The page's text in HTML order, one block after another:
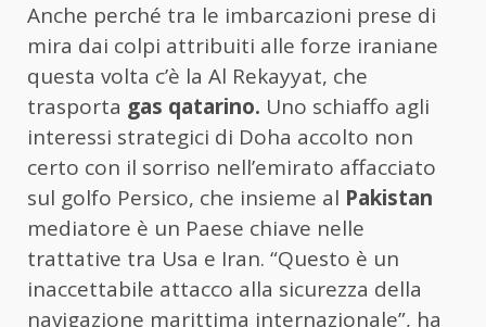
Anche perché tra le imbarcazioni prese di
mira dai colpi attribuiti alle forze iraniane
questa volta c’è la Al Rekayyat, che
trasporta gas qatarino. Uno schiaffo agli
interessi strategici di Doha accolto non
certo con il sorriso nell’emirato affacciato
sul golfo Persico, che insieme al Pakistan
mediatore è un Paese chiave nelle
trattative tra Usa e Iran. “Questo è un
inaccettabile attacco alla sicurezza della
navigazione marittima internazionale”, ha